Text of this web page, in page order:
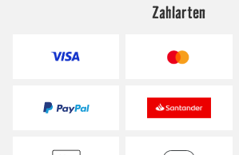
Zahlarten